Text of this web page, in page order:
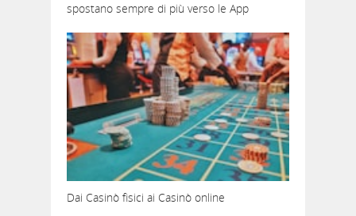
spostano sempre di più verso le App
Dai Casinò fisici ai Casinò online